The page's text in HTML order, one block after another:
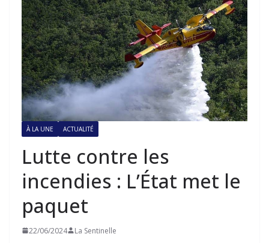
À LA UNE ACTUALITÉ
Lutte contre les
incendies : L’État met le
paquet
22/06/2024 La Sentinelle